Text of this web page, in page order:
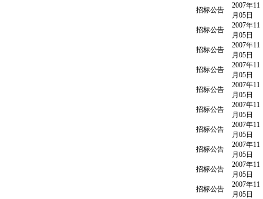
招标公告
2007年11
月05日
招标公告
2007年11
月05日
招标公告
2007年11
月05日
招标公告
2007年11
月05日
招标公告
2007年11
月05日
招标公告
2007年11
月05日
招标公告
2007年11
月05日
招标公告
2007年11
月05日
招标公告
2007年11
月05日
招标公告
2007年11
月05日